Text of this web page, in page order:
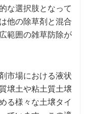
な選択肢となって
他の除草剤と混合
範囲の雑草防除が
市場における液状
壌土や粘土質土壌
る様々な土壌タイ